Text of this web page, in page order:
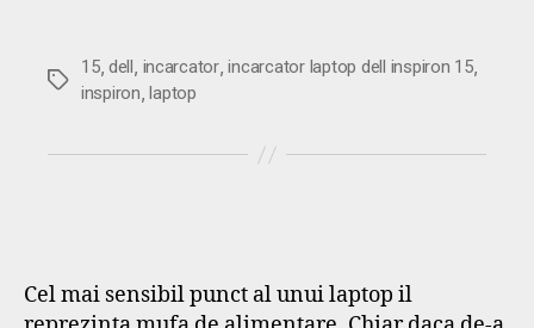
Etichete
15, dell, incarcator,incarcator laptop dell inspiron 15,
inspiron,laptop
Cel mai sensibil punct al unui laptop il